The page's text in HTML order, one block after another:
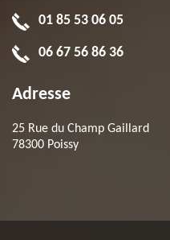
01 85 53 06 05
06 67 56 86 36
Adresse
25 Rue du Champ Gaillard
78300 Poissy